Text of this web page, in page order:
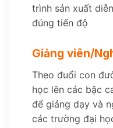
trình sản xuất
đúng tiến độ
Giảng viên/
Theo đuổi con
học lên các bậc
để giảng dạy và
các trường đại